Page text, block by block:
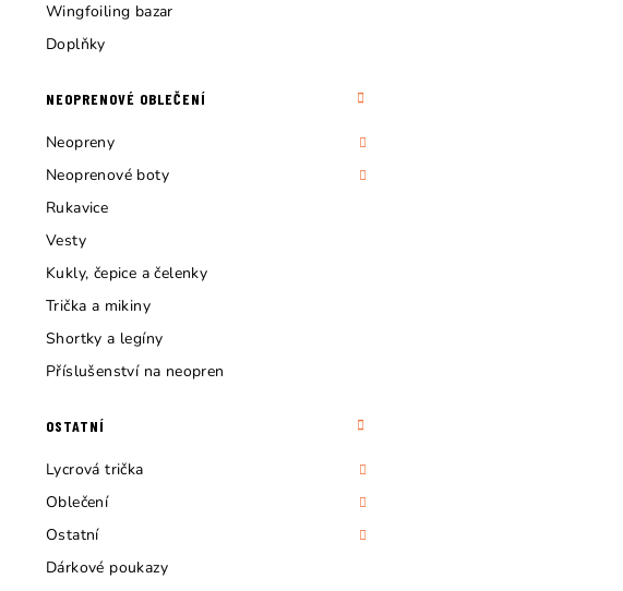
Wingfoiling bazar
Doplňky
NEOPRENOVÉ OBLEČENÍ
Neopreny
Neoprenové boty
Rukavice
Vesty
Kukly, čepice a čelenky
Trička a mikiny
Shortky a legíny
Příslušenství na neopren
OSTATNÍ
Lycrová trička
Oblečení
Ostatní
Dárkové poukazy